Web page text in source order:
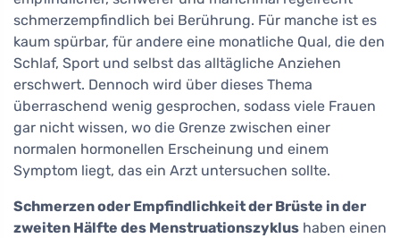
schmerzempfindlich bei Berührung. Für manche ist es
kaum spürbar, für andere eine monatliche Qual, die den
Schlaf, Sport und selbst das alltägliche Anziehen
erschwert. Dennoch wird über dieses Thema
überraschend wenig gesprochen, sodass viele Frauen
gar nicht wissen, wo die Grenze zwischen einer
normalen hormonellen Erscheinung und einem
Symptom liegt, das ein Arzt untersuchen sollte.
Schmerzen oder Empfindlichkeit der Brüste in der
zweiten Hälfte des Menstruationszyklus haben einen